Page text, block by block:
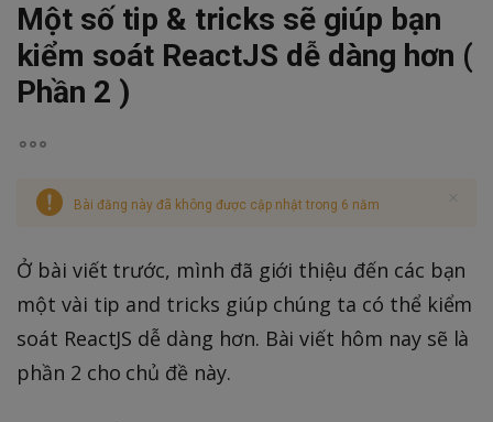
Một số tip & tricks sẽ giúp bạn
kiểm soát ReactJS dễ dàng hơn (
Phần 2 )
Bài đăng này đã không được cập nhật trong 6 năm
Ở bài viết trước, mình đã giới thiệu đến các bạn
một vài tip and tricks giúp chúng ta có thể kiểm
soát ReactJS dễ dàng hơn. Bài viết hôm nay sẽ là
phần 2 cho chủ đề này.